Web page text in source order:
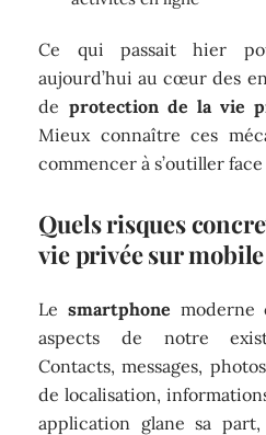
Ce qui passait hier
aujourd’hui au cœur des
de protection de la vie
Mieux connaître ces
commencer à s’outiller face
Quels risques
vie privée sur
Lesmartphone moderne
aspects de notre
Contacts, messages,
de localisation,
application glane sa